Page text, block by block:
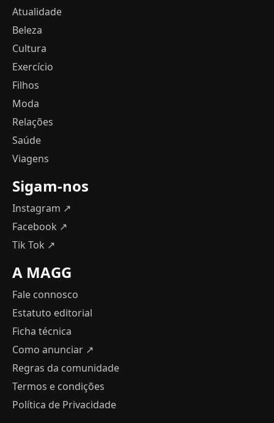
Atualidade
Beleza
Cultura
Exercício
Filhos
Moda
Relações
Saúde
Viagens
Sigam-nos
Instagram ↗
Facebook ↗
Tik Tok ↗
A MAGG
Fale connosco
Estatuto editorial
Ficha técnica
Como anunciar ↗
Regras da comunidade
Termos e condições
Política de Privacidade